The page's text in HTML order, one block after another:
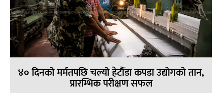
४० दिनको मर्मतपछि चल्यो हेटौँडा कपडा उद्योगको तान,
प्रारम्भिक परीक्षण सफल